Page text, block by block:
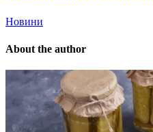
Новини
About the author